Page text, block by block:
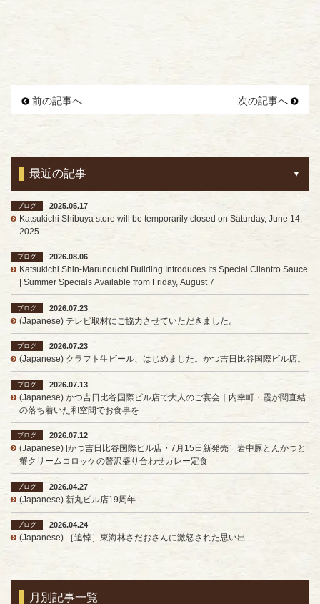
前の記事へ 次の記事へ
最近の記事
ブログ
2025.05.17
Katsukichi Shibuya store will be temporarily closed on Saturday, June 14,
2025.
ブログ
2026.08.06
Katsukichi Shin-Marunouchi Building Introduces Its Special Cilantro Sauce
| Summer Specials Available from Friday, August 7
ブログ
2026.07.23
(Japanese) テレビ取材にご協力させていただきました。
ブログ
2026.07.23
(Japanese) クラフト生ビール、はじめました。かつ吉日比谷国際ビル店。
ブログ
2026.07.13
(Japanese) かつ吉日比谷国際ビル店で大人のご宴会｜内幸町・霞が関直結
の落ち着いた和空間でお食事を
ブログ
2026.07.12
(Japanese) [かつ吉日比谷国際ビル店・7月15日新発売］岩中豚とんかつと
蟹クリームコロッケの贅沢盛り合わせカレー定食
ブログ
2026.04.27
(Japanese) 新丸ビル店19周年
ブログ
2026.04.24
(Japanese) ［追悼］東海林さだおさんに激怒された思い出
月別記事一覧